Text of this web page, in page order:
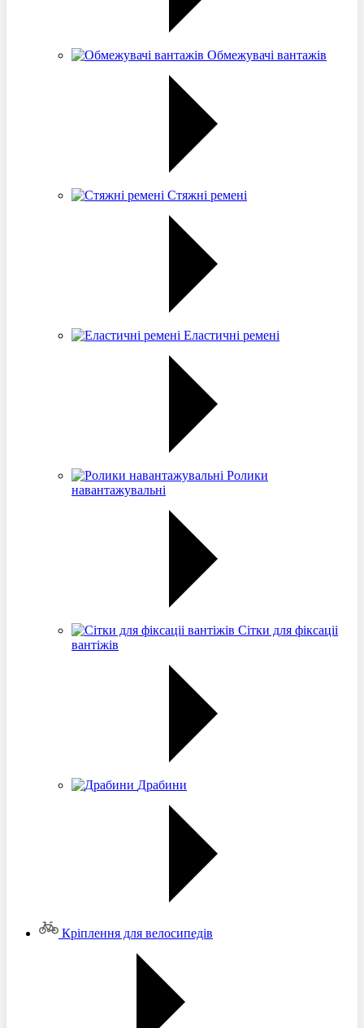
Обмежувачі вантажів
Стяжні ремені
Еластичні ремені
Ролики
навантажувальні
Сітки для фіксаціі
вантіжів
Драбини
Кріплення для велосипедів